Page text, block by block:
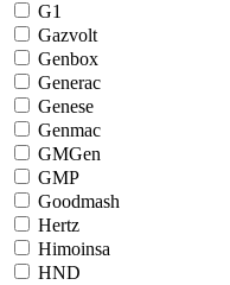
G1
Gazvolt
Genbox
Generac
Genese
Genmac
GMGen
GMP
Goodmash
Hertz
Himoinsa
HND